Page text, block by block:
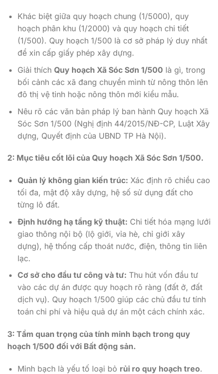
Khác biệt giữa quy hoạch chung (1/5000), quy
hoạch phân khu (1/2000) và quy hoạch chi tiết
(1/500). Quy hoạch 1/500 là cơ sở pháp lý duy nhất
để xin cấp giấy phép xây dựng.
Giải thích Quy hoạch Xã Sóc Sơn 1/500 là gì, trong
bối cảnh các xã đang chuyển mình từ nông thôn lên
đô thị vệ tinh hoặc nông thôn mới kiểu mẫu.
Nêu rõ các văn bản pháp lý ban hành Quy hoạch Xã
Sóc Sơn 1/500 (Nghị định 44/2015/NĐ-CP, Luật Xây
dựng, Quyết định của UBND TP Hà Nội).
2: Mục tiêu cốt lõi của Quy hoạch Xã Sóc Sơn 1/500.
Quản lý không gian kiến trúc: Xác định rõ chiều cao
tối đa, mật độ xây dựng, hệ số sử dụng đất cho
từng lô đất.
Định hướng hạ tầng kỹ thuật: Chi tiết hóa mạng lưới
giao thông nội bộ (lộ giới, vỉa hè, chỉ giới xây
dựng), hệ thống cấp thoát nước, điện, thông tin liên
lạc.
Cơ sở cho đầu tư công và tư: Thu hút vốn đầu tư
vào các dự án được quy hoạch rõ ràng (đất ở, đất
dịch vụ). Quy hoạch 1/500 giúp các chủ đầu tư tính
toán chi phí và hiệu quả dự án một cách chính xác.
3: Tầm quan trọng của tính minh bạch trong quy
hoạch 1/500 đối với Bất động sản.
Minh bạch là yếu tố loại bỏ rủi ro quy hoạch treo.